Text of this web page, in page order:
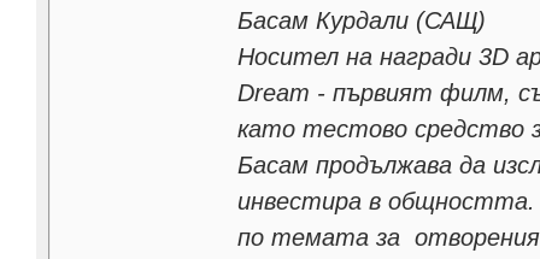
Басам Курдали (САЩ)
Носител на награди 3D
Dream - първият филм,
като тестовo средство
Басам продължава да
инвестира в общността.
по темата за отворения